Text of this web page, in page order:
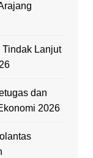
Lanjut
dan
2026